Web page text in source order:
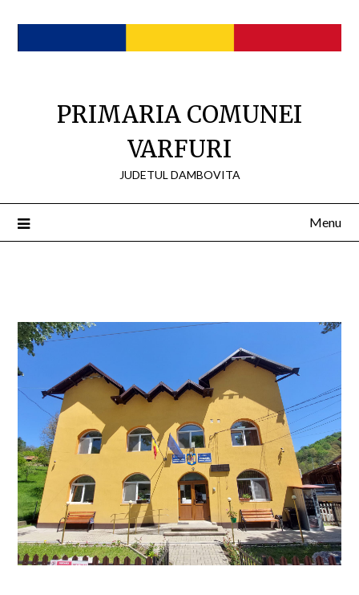
content
PRIMARIA COMUNEI
VARFURI
JUDETUL DAMBOVITA
Menu